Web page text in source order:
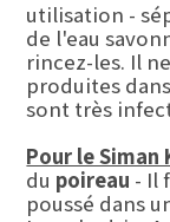
utilisation -
de l'eau
rincez-les. Il
produites
sont très
Pour le Siman
du poireau - Il
poussé dans